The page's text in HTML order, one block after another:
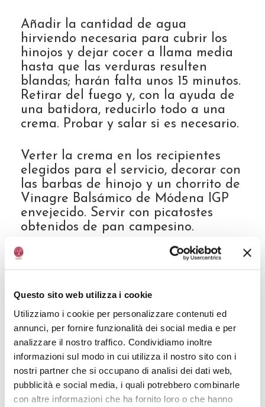
Questo sito web utilizza i cookie
Utilizziamo i cookie per personalizzare contenuti ed
annunci, per fornire funzionalità dei social media e per
analizzare il nostro traffico. Condividiamo inoltre
informazioni sul modo in cui utilizza il nostro sito con i
nostri partner che si occupano di analisi dei dati web,
pubblicità e social media, i quali potrebbero combinarle
con altre informazioni che ha fornito loro o che hanno
Añadir la cantidad de agua
hirviendo necesaria para cubrir los
hinojos y dejar cocer a llama media
hasta que las verduras resulten
blandas; harán falta unos 15 minutos.
Retirar del fuego y, con la ayuda de
una batidora, reducirlo todo a una
crema. Probar y salar si es necesario.
Verter la crema en los recipientes
elegidos para el servicio, decorar con
las barbas de hinojo y un chorrito de
Vinagre Balsámico de Módena IGP
envejecido. Servir con picatostes
obtenidos de pan campesino.
La veloutè de hinojos es una crema
ligera, especialmente indicada como
después de los excesos de las
grandes comidas de las fiestas y, al
mismo tiempo, un plato gustoso y
sano que sacia. Preparación vegana
y vegetariana, además de light.